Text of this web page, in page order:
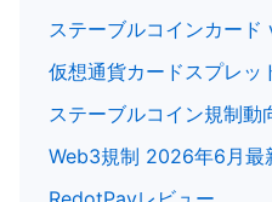
ステーブルコインカード
仮想通貨カードスプレッ
ステーブルコイン規制動
Web3規制 2026年6月最